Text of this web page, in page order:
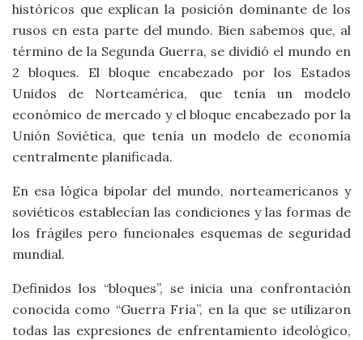
históricos que explican la posición dominante de los
rusos en esta parte del mundo. Bien sabemos que, al
término de la Segunda Guerra, se dividió el mundo en
2 bloques. El bloque encabezado por los Estados
Unidos de Norteamérica, que tenía un modelo
económico de mercado y el bloque encabezado por la
Unión Soviética, que tenía un modelo de economía
centralmente planificada.
En esa lógica bipolar del mundo, norteamericanos y
soviéticos establecían las condiciones y las formas de
los frágiles pero funcionales esquemas de seguridad
mundial.
Definidos los “bloques”, se inicia una confrontación
conocida como “Guerra Fría”, en la que se utilizaron
todas las expresiones de enfrentamiento ideológico,